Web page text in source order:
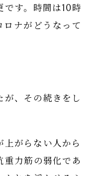
す。時間は10時
ナがどうなって
、その続きをし
がらない人から
力筋の弱化であ